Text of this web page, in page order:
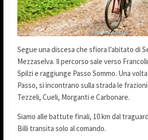
Segue una discesa che sfiora l’abitato di
Mezzaselva. Il percorso sale verso
Spilzi e raggiunge Passo Sommo. Una
Passo, si incontrano sulla strada le
Tezzeli, Cueli, Morganti e Carbonare.
Siamo alle battute finali, 10 km dal
Billi transita solo al comando.